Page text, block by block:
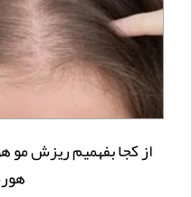
از کجا بفهمیم ریزش